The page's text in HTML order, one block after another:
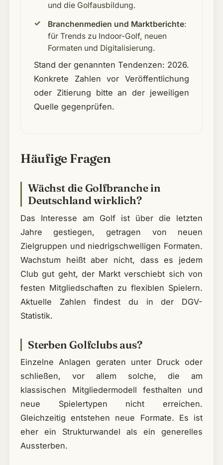
und die Golfausbildung.
Branchenmedien und Marktberichte:
für Trends zu Indoor-Golf, neuen
Formaten und Digitalisierung.
Stand der genannten Tendenzen: 2026.
Konkrete Zahlen vor Veröffentlichung
oder Zitierung bitte an der jeweiligen
Quelle gegenprüfen.
Häufige Fragen
Wächst die Golfbranche in
Deutschland wirklich?
Das Interesse am Golf ist über die letzten
Jahre gestiegen, getragen von neuen
Zielgruppen und niedrigschwelligen Formaten.
Wachstum heißt aber nicht, dass es jedem
Club gut geht, der Markt verschiebt sich von
festen Mitgliedschaften zu flexiblen Spielern.
Aktuelle Zahlen findest du in der DGV-
Statistik.
Sterben Golfclubs aus?
Einzelne Anlagen geraten unter Druck oder
schließen, vor allem solche, die am
klassischen Mitgliedermodell festhalten und
neue Spielertypen nicht erreichen.
Gleichzeitig entstehen neue Formate. Es ist
eher ein Strukturwandel als ein generelles
Aussterben.